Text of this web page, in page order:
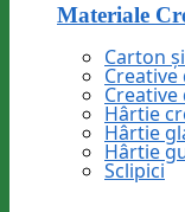
Materiale
Carton
Creative
Creative
Hârtie
Hârtie
Hârtie
Sclipici